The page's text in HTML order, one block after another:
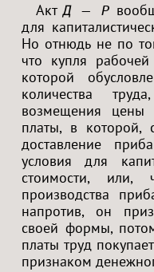
АктД — Р
для
Но отнюдь не по
что купля
которой
количества
возмещения цены
платы, в которой,
доставление
условия для
стоимости,
производства
напротив, он
своей формы,
платы труд
признаком